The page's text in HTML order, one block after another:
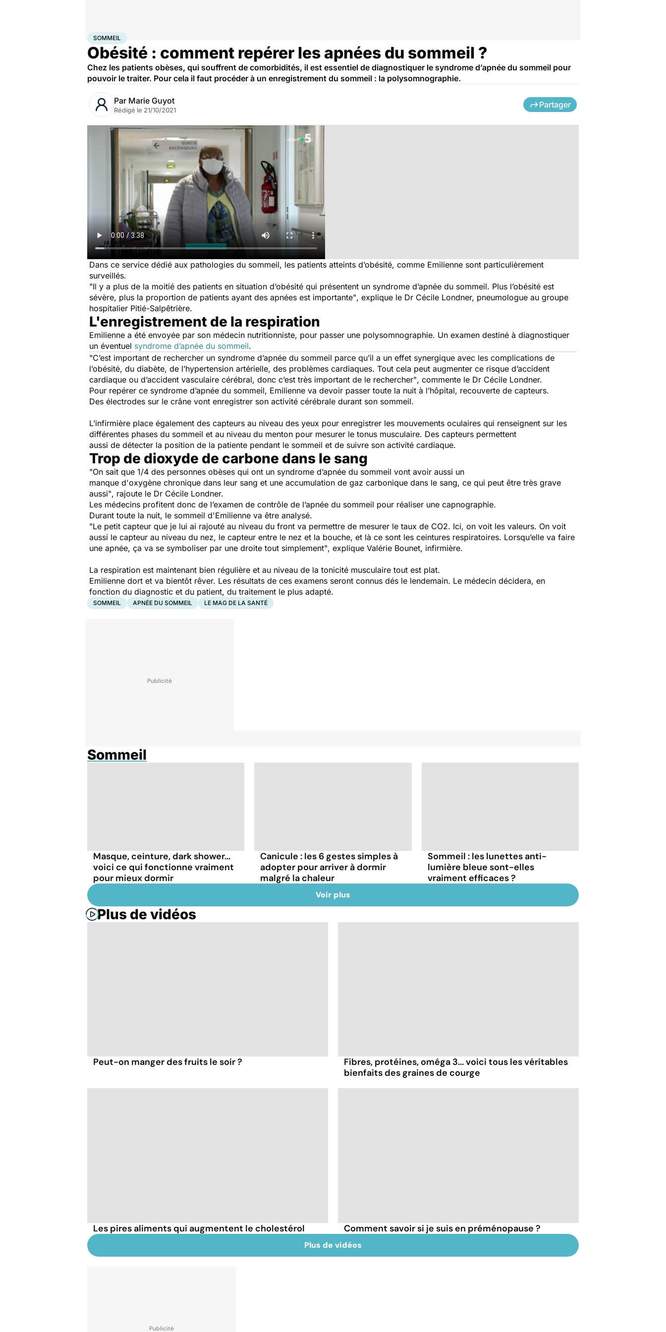
AccueilSanté Sommeil
SOMMEIL
Obésité : comment repérer les apnées du sommeil ?
Chez les patients obèses, qui souffrent de comorbidités, il est essentiel de diagnostiquer le syndrome d’apnée du sommeil pour
pouvoir le traiter. Pour cela il faut procéder à un enregistrement du sommeil : la polysomnographie.
Par Marie Guyot
Rédigé le 21/10/2021
Partager
Dans ce service dédié aux pathologies du sommeil, les patients atteints d’obésité, comme Emilienne sont particulièrement
surveillés.
"Il y a plus de la moitié des patients en situation d’obésité qui présentent un syndrome d’apnée du sommeil. Plus l’obésité est
sévère, plus la proportion de patients ayant des apnées est importante", explique le Dr Cécile Londner, pneumologue au groupe
hospitalier Pitié-Salpêtrière.
L'enregistrement de la respiration
Emilienne a été envoyée par son médecin nutritionniste, pour passer une polysomnographie. Un examen destiné à diagnostiquer
un éventuel syndrome d’apnée du sommeil.
"C’est important de rechercher un syndrome d’apnée du sommeil parce qu’il a un effet synergique avec les complications de
l’obésité, du diabète, de l’hypertension artérielle, des problèmes cardiaques. Tout cela peut augmenter ce risque d’accident
cardiaque ou d’accident vasculaire cérébral, donc c’est très important de le rechercher", commente le Dr Cécile Londner.
Pour repérer ce syndrome d’apnée du sommeil, Emilienne va devoir passer toute la nuit à l’hôpital, recouverte de capteurs.
Des électrodes sur le crâne vont enregistrer son activité cérébrale durant son sommeil.
L’infirmière place également des capteurs au niveau des yeux pour enregistrer les mouvements oculaires qui renseignent sur les
différentes phases du sommeil et au niveau du menton pour mesurer le tonus musculaire. Des capteurs permettent
aussi de détecter la position de la patiente pendant le sommeil et de suivre son activité cardiaque.
Trop de dioxyde de carbone dans le sang
"On sait que 1/4 des personnes obèses qui ont un syndrome d’apnée du sommeil vont avoir aussi un
manque d'oxygène chronique dans leur sang et une accumulation de gaz carbonique dans le sang, ce qui peut être très grave
aussi", rajoute le Dr Cécile Londner.
Les médecins profitent donc de l’examen de contrôle de l’apnée du sommeil pour réaliser une capnographie.
Durant toute la nuit, le sommeil d'Emilienne va être analysé.
"Le petit capteur que je lui ai rajouté au niveau du front va permettre de mesurer le taux de CO2. Ici, on voit les valeurs. On voit
aussi le capteur au niveau du nez, le capteur entre le nez et la bouche, et là ce sont les ceintures respiratoires. Lorsqu’elle va faire
une apnée, ça va se symboliser par une droite tout simplement", explique Valérie Bounet, infirmière.
La respiration est maintenant bien régulière et au niveau de la tonicité musculaire tout est plat.
Emilienne dort et va bientôt rêver. Les résultats de ces examens seront connus dés le lendemain. Le médecin décidera, en
fonction du diagnostic et du patient, du traitement le plus adapté.
SOMMEIL APNÉE DU SOMMEIL LE MAG DE LA SANTÉ
Sommeil
Masque, ceinture, dark shower...
voici ce qui fonctionne vraiment
pour mieux dormir
Canicule : les 6 gestes simples à
adopter pour arriver à dormir
malgré la chaleur
Sommeil : les lunettes anti-
lumière bleue sont-elles
vraiment efficaces ?
Voir plus
Plus de vidéos
Peut-on manger des fruits le soir ?
Fibres, protéines, oméga 3... voici tous les véritables
bienfaits des graines de courge
Les pires aliments qui augmentent le cholestérol Comment savoir si je suis en préménopause ?
Plus de vidéos